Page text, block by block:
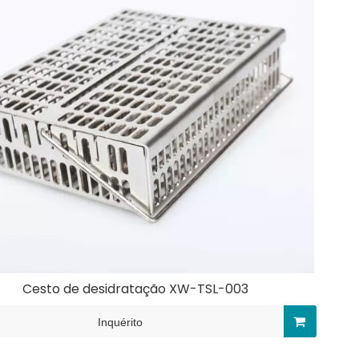
Cesto de desidratação XW-TSL-003
Inquérito